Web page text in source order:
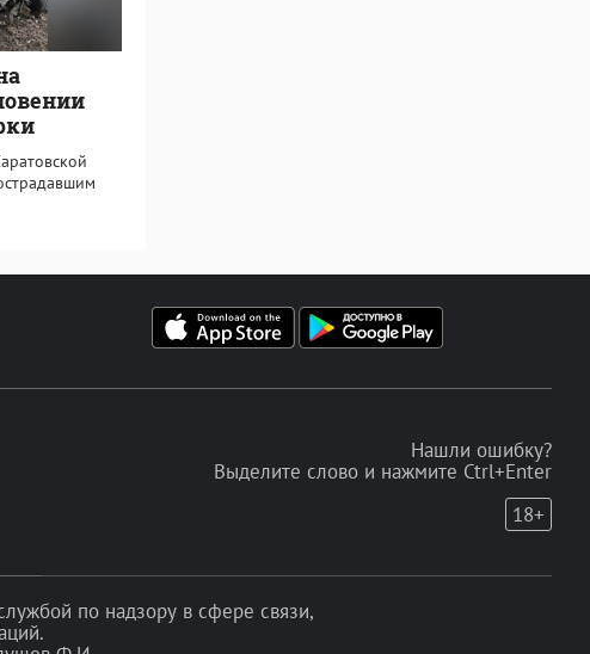
Нашли ошибку?
Выделите слово и нажмите Ctrl+Enter
18+
по надзору в сфере связи,